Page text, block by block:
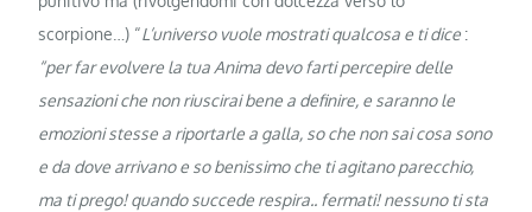
scorpione…) “L’universo vuole mostrati qualcosa e ti dice :
“per far evolvere la tua Anima devo farti percepire delle
sensazioni che non riuscirai bene a definire, e saranno le
emozioni stesse a riportarle a galla, so che non sai cosa sono
e da dove arrivano e so benissimo che ti agitano parecchio,
ma ti prego! quando succede respira.. fermati! nessuno ti sta